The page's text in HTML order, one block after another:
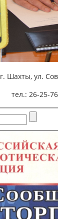
г. Шахты, ул.
тел.: 26-25-76